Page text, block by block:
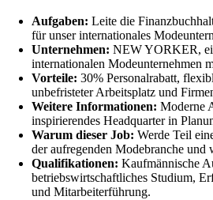
Aufgaben: Leite die
für unser internationales
Unternehmen: NEW YORKER,
internationalen Modeunternehmen
Vorteile: 30% Personalrabatt,
unbefristeter Arbeitsplatz und
Weitere Informationen: Moderne
inspirierendes Headquarter in
Warum dieser Job: Werde Teil
der aufregenden Modebranche und
Qualifikationen: Kaufmännische
betriebswirtschaftliches Studium,
und Mitarbeiterführung.